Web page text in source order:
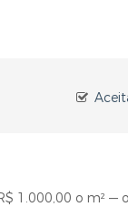
1.000,00 o m²